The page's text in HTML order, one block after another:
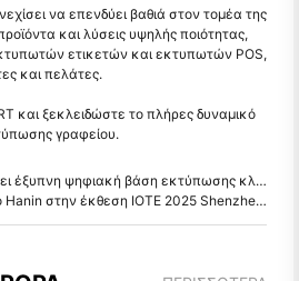
να επενδύει βαθιά στον τομέα της
και λύσεις υψηλής ποιότητας,
ετικετών και εκτυπωτών POS,
και πελάτες.
και ξεκλειδώστε το πλήρες δυναμικό
γραφείου.
βάση εκτύπωσης κλωστοϋφαντουργικών προϊόντων στη Βόρεια Κίνα
IOTE 2025 Shenzhen Expo! Έξυπνες εκτυπώσεις, απεριόριστο IoT